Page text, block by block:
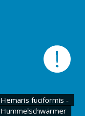
Hemaris fuciformis -
Hummelschwärmer